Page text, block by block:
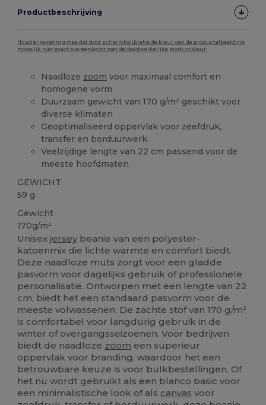
Productbeschrijving
Houd er rekening mee dat door schermkalibratie de kleur van de productafbeelding
mogelijk niet exact overeenkomt met de daadwerkelijke productkleur.
Naadloze zoom voor maximaal comfort en
homogene vorm
Duurzaam gewicht van 170 g/m² geschikt voor
diverse klimaten
Geoptimaliseerd oppervlak voor zeefdruk,
transfer en borduurwerk
Veelzijdige lengte van 22 cm passend voor de
meeste hoofdmaten
GEWICHT
59 g.
Gewicht
170g/m²
Unisexjersey beanie van een polyester-
katoenmix die lichte warmte en comfort biedt.
Deze naadloze muts zorgt voor een gladde
pasvorm voor dagelijks gebruik of professionele
personalisatie. Ontworpen met een lengte van 22
cm, biedt het een standaard pasvorm voor de
meeste volwassenen. De zachte stof van 170 g/m²
is comfortabel voor langdurig gebruik in de
winter of overgangsseizoenen. Voor bedrijven
biedt de naadloze zoom een superieur
oppervlak voor branding, waardoor het een
betrouwbare keuze is voor bulkbestellingen. Of
het nu wordt gebruikt als een blanco basic voor
een minimalistische look of als canvas voor